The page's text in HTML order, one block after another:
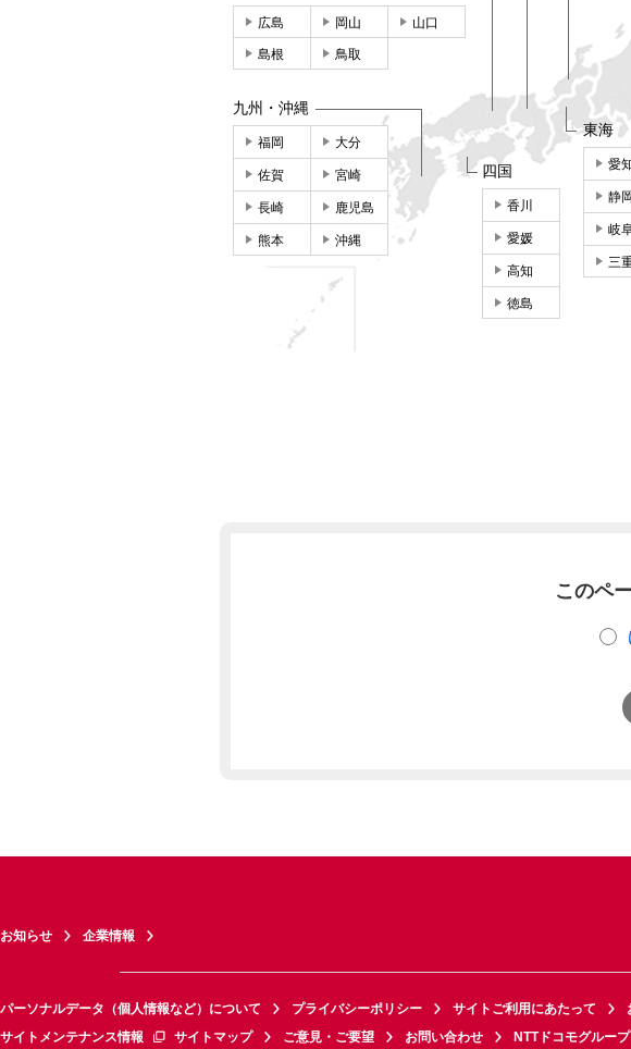
東海
愛
静岡
岐
三
広島 岡山 山口
島根 鳥取
四国
香川
愛媛
高知
徳島
九州・沖縄
福岡 大分
佐賀 宮崎
長崎 鹿児島
熊本 沖縄
このペ
お知らせ 企業情報
パーソナルデータ（個人情報など）について プライバシーポリシー サイトご利用にあたって
サイトメンテナンス情報
サイトマップ ご意見・ご要望 お問い合わせ NTTドコモグループ